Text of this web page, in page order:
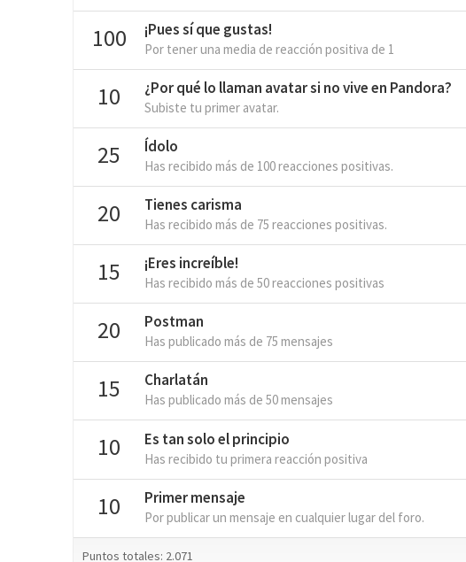
100 ¡Pues sí que gustas!
Por tener una media de reacción positiva de 1
10 ¿Por qué lo llaman avatar si no vive en Pandora?
Subiste tu primer avatar.
25 Ídolo
Has recibido más de 100 reacciones positivas.
20 Tienes carisma
Has recibido más de 75 reacciones positivas.
15 ¡Eres increíble!
Has recibido más de 50 reacciones positivas
20 Postman
Has publicado más de 75 mensajes
15 Charlatán
Has publicado más de 50 mensajes
10 Es tan solo el principio
Has recibido tu primera reacción positiva
10 Primer mensaje
Por publicar un mensaje en cualquier lugar del foro.
Puntos totales: 2.071